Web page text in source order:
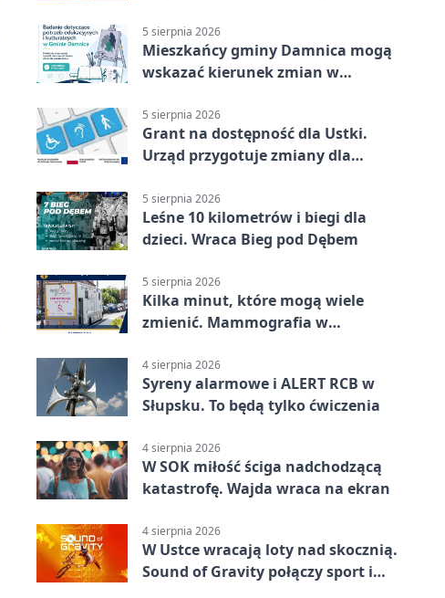
5 sierpnia 2026
Mieszkańcy gminy Damnica mogą
wskazać kierunek zmian w
5 sierpnia 2026
Grant na dostępność dla Ustki.
Urząd przygotuje zmiany dla
5 sierpnia 2026
Leśne 10 kilometrów i biegi dla
dzieci. Wraca Bieg pod Dębem
5 sierpnia 2026
Kilka minut, które mogą wiele
zmienić. Mammografia w
4 sierpnia 2026
Syreny alarmowe i ALERT RCB w
Słupsku. To będą tylko ćwiczenia
4 sierpnia 2026
W SOK miłość ściga nadchodzącą
katastrofę. Wajda wraca na ekran
4 sierpnia 2026
W Ustce wracają loty nad skocznią.
Sound of Gravity połączy sport i